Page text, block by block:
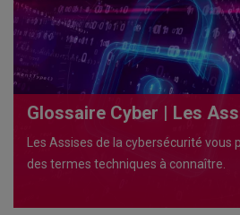
Glossaire Cyber | Les
Les Assises de la cybersécurité vous
des termes techniques à connaître.